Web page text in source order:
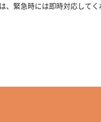
、緊急時には即時対応して